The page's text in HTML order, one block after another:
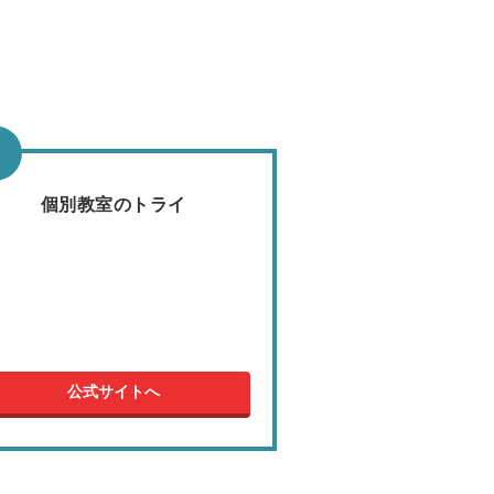
個別教室のトライ
公式サイトへ